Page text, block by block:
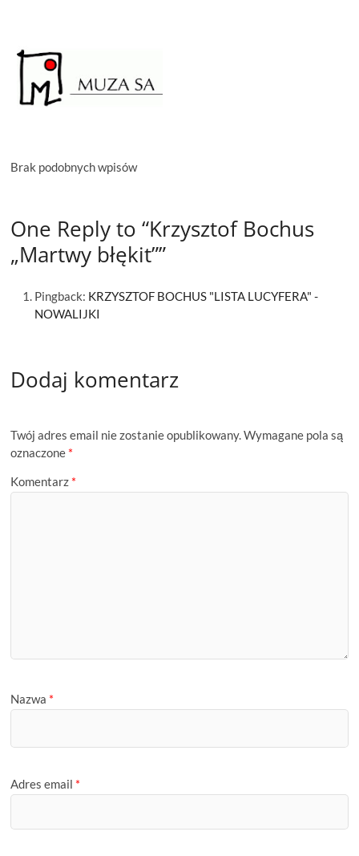
Brak podobnych wpisów
One Reply to “Krzysztof Bochus
„Martwy błękit””
Pingback: KRZYSZTOF BOCHUS "LISTA LUCYFERA" -
NOWALIJKI
Dodaj komentarz
Twój adres email nie zostanie opublikowany.Wymagane pola są
oznaczone *
Komentarz *
Nazwa *
Adres email *